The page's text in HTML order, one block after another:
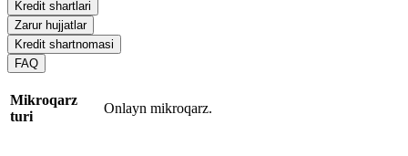
Kredit shartlari
Zarur hujjatlar
Kredit shartnomasi
FAQ
Mikroqarz
turi
Onlayn mikroqarz.